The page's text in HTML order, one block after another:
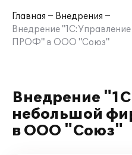
Главная
Внедрения
Внедрение
ПРОФ" в ООО "Союз"
Внедрение
небольшой
в ООО "Союз"